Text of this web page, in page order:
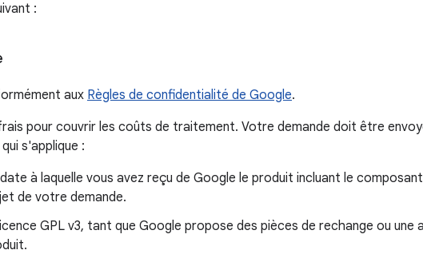
:
aux Règles de confidentialité de Google.
pour couvrir les coûts de traitement. Votre demande doit être
s'applique :
à laquelle vous avez reçu de Google le produit incluant le
de votre demande.
GPL v3, tant que Google propose des pièces de rechange ou une